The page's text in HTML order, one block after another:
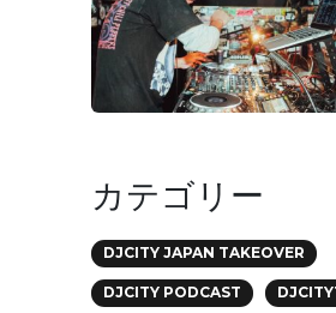
カテゴリー
DJCITY JAPAN TAKEOVER
DJCITY PODCAST